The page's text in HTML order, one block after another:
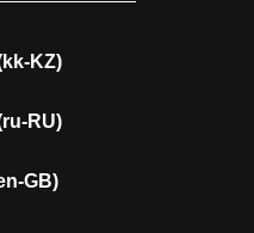
KZ)
RU)
GB)